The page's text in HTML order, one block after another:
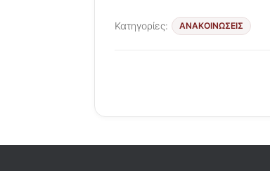
Κατηγορίες: ΑΝΑΚΟΙΝΩΣΕΙΣ